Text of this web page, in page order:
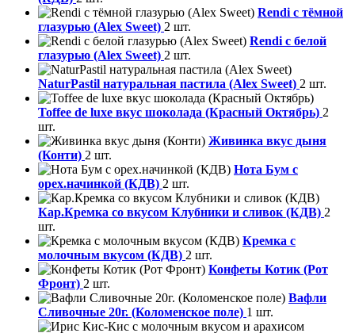
Rendi с тёмной
глазурью (Alex Sweet) 2 шт.
Rendi с белой
глазурью (Alex Sweet) 2 шт.
NaturPastil натуральная пастила (Alex Sweet) 2 шт.
Toffee de luxe вкус шоколада (Красный Октябрь) 2
шт.
Живинка вкус дыня
(Конти) 2 шт.
Нота Бум с
орех.начинкой (КДВ) 2 шт.
Кар.Кремка со вкусом Клубники и сливок (КДВ) 2
шт.
Кремка с
молочным вкусом (КДВ) 2 шт.
Конфеты Котик (Рот
Фронт) 2 шт.
Вафли
Сливочные 20г. (Коломенское поле) 1 шт.